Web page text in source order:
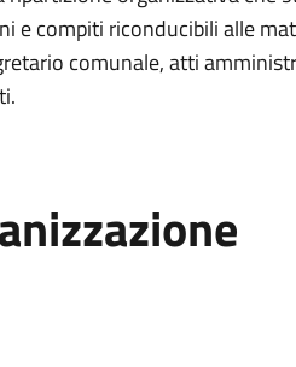
e compiti riconducibili alle
comunale, atti